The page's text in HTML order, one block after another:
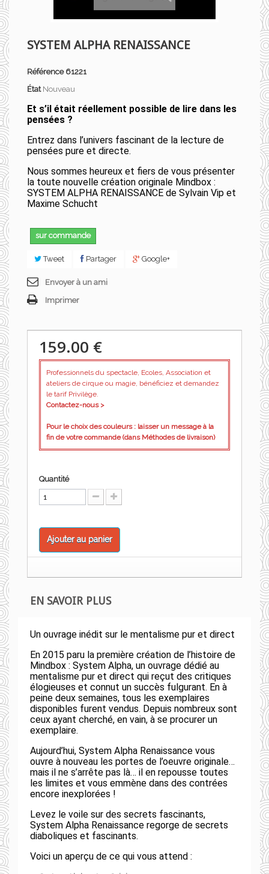
SYSTEM ALPHA RENAISSANCE
Référence 61221
État Nouveau
Et s’il était réellement possible de lire dans les
pensées ?
Entrez dans l’univers fascinant de la lecture de
pensées pure et directe.
Nous sommes heureux et fiers de vous présenter
la toute nouvelle création originale Mindbox :
SYSTEM ALPHA RENAISSANCE de Sylvain Vip et
Maxime Schucht
sur commande
Tweet Partager Google+
Envoyer à un ami
Imprimer
159.00 €
Professionnels du spectacle, Ecoles, Association et
ateliers de cirque ou magie, bénéficiez et demandez
le tarif Privilège.
Contactez-nous >
Pour le choix des couleurs : laisser un message à la
fin de votre commande (dans Méthodes de livraison)
Quantité
Ajouter au panier
EN SAVOIR PLUS
Un ouvrage inédit sur le mentalisme pur et direct
En 2015 paru la première création de l’histoire de
Mindbox : System Alpha, un ouvrage dédié au
mentalisme pur et direct qui reçut des critiques
élogieuses et connut un succès fulgurant. En à
peine deux semaines, tous les exemplaires
disponibles furent vendus. Depuis nombreux sont
ceux ayant cherché, en vain, à se procurer un
exemplaire.
Aujourd’hui, System Alpha Renaissance vous
ouvre à nouveau les portes de l’oeuvre originale…
mais il ne s’arrête pas là… il en repousse toutes
les limites et vous emmène dans des contrées
encore inexplorées !
Levez le voile sur des secrets fascinants,
System Alpha Renaissance regorge de secrets
diaboliques et fascinants.
Voici un aperçu de ce qui vous attend :